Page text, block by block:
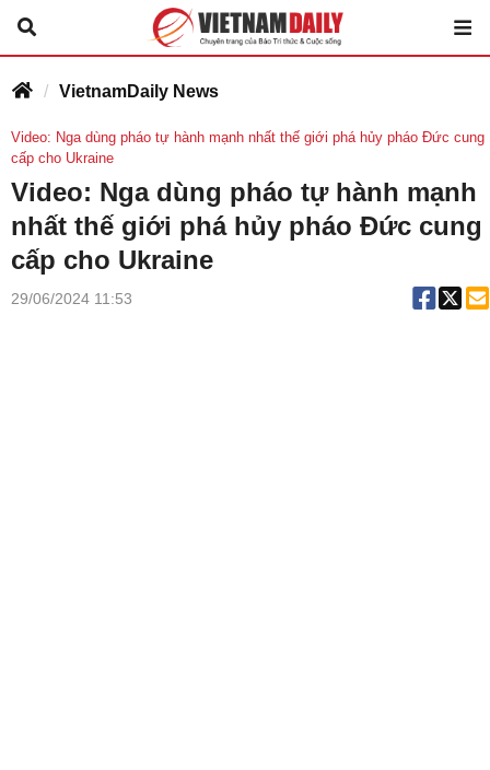
VietnamDaily News
Video: Nga dùng pháo tự hành mạnh nhất thế giới phá hủy pháo Đức cung
cấp cho Ukraine
Video: Nga dùng pháo tự hành mạnh
nhất thế giới phá hủy pháo Đức cung
cấp cho Ukraine
29/06/2024 11:53